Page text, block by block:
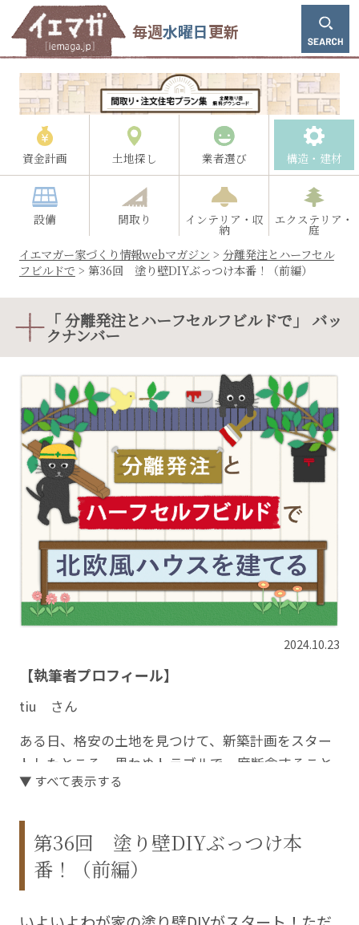
毎週水曜日更新
資金計画 土地探し 業者選び 構造・建材
設備 間取り インテリア・収
納
エクステリア・
庭
イエマガー家づくり情報webマガジン > 分離発注とハーフセル
フビルドで > 第36回 塗り壁DIYぶっつけ本番！（前編）
「 分離発注とハーフセルフビルドで」 バッ
クナンバー
2024.10.23
【執筆者プロフィール】
tiu さん
ある日、格安の土地を見つけて、新築計画をスター
トしたところ、思わぬトラブルで一度断念すること
に。改めて始めた家づくりを支えてくれたのは、分
た。
自由度も高く、すべてを建築業者に任せるより安く
つくれるけれど、手間と時間がかかる「分離発注」
▼ すべて表示する
第36回 塗り壁DIYぶっつけ本
番！（前編）